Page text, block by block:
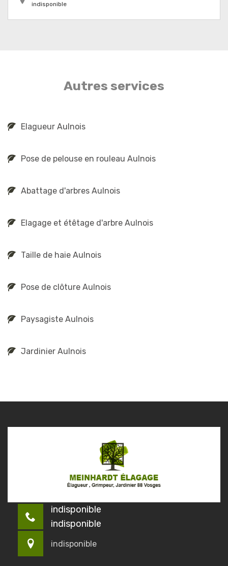
indisponible
Autres services
Elagueur Aulnois
Pose de pelouse en rouleau Aulnois
Abattage d'arbres Aulnois
Elagage et étêtage d'arbre Aulnois
Taille de haie Aulnois
Pose de clôture Aulnois
Paysagiste Aulnois
Jardinier Aulnois
indisponible
indisponible
indisponible